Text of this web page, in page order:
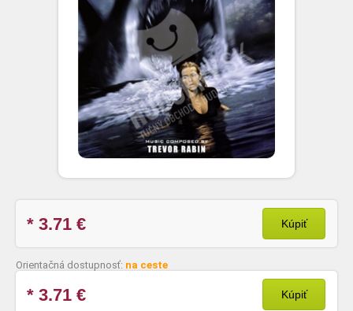
* 3.71 € Kúpiť
Orientačná dostupnosť: na ceste
* 3.71 € Kúpiť